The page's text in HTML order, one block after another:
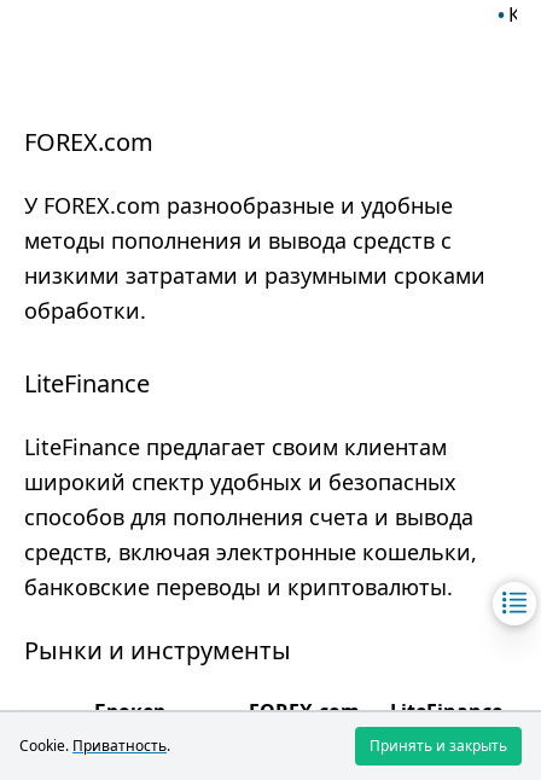
FOREX.com
У FOREX.com разнообразные и удобные
методы пополнения и вывода средств с
низкими затратами и разумными сроками
обработки.
LiteFinance
LiteFinance предлагает своим клиентам
широкий спектр удобных и безопасных
способов для пополнения счета и вывода
средств, включая электронные кошельки,
банковские переводы и криптовалюты.
Рынки и инструменты
Брокер FOREX.com
LiteFinance
Рынки и продукты
4.2/5
Cookie. Приватность. Принять и закрыть